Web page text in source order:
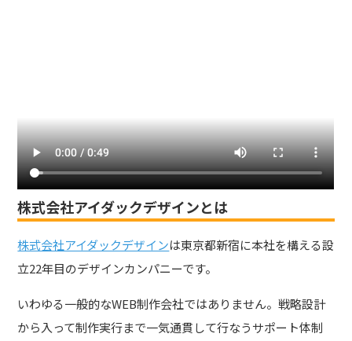
株式会社アイダックデザインとは
株式会社アイダックデザインは東京都新宿に本社を構える設
立22年目のデザインカンパニーです。
いわゆる一般的なWEB制作会社ではありません。戦略設計
から入って制作実行まで一気通貫して行なうサポート体制